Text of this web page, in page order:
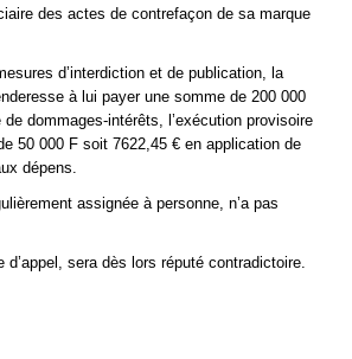
des actes de contrefaçon de sa marque
d’interdiction et de publication, la
à lui payer une somme de 200 000
dommages-intérêts, l’exécution provisoire
50 000 F soit 7622,45 € en application de
dépens.
assignée à personne, n’a pas
d’appel, sera dès lors réputé contradictoire.